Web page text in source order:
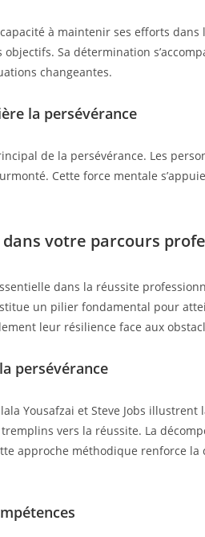
à maintenir ses efforts
Sa détermination
changeantes.
la persévérance
de la persévérance. Les
Cette force mentale
votre parcours
dans la réussite
un pilier fondamental pour
leur résilience face aux
persévérance
Yousafzai et Steve Jobs illustrent
vers la réussite. La
approche méthodique renforce